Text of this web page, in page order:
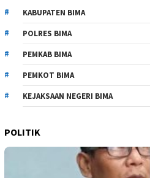
KABUPATEN BIMA
POLRES BIMA
PEMKAB BIMA
PEMKOT BIMA
KEJAKSAAN NEGERI BIMA
POLITIK